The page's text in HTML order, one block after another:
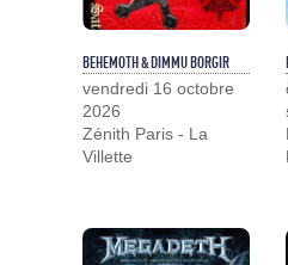
BEHEMOTH & DIMMU BORGIR
vendredi 16 octobre
2026
Zénith Paris - La
Villette